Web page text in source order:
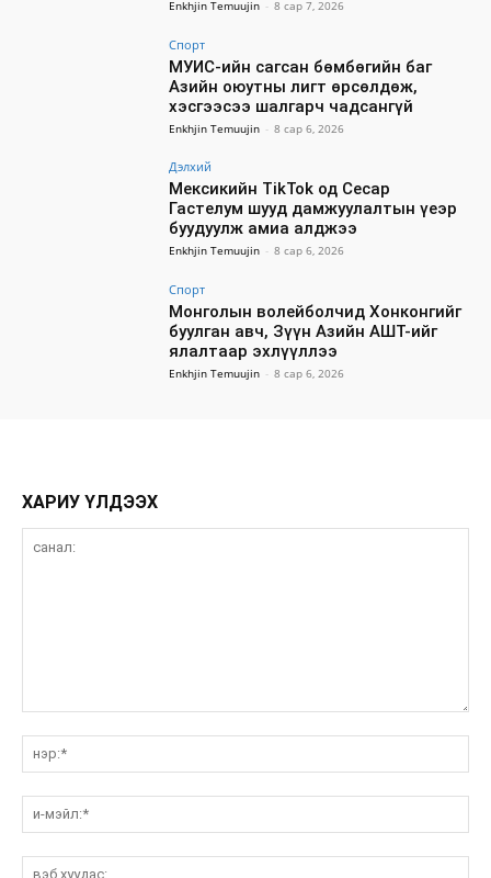
Enkhjin Temuujin - 8 сар 7, 2026
Спорт
МУИС-ийн сагсан бөмбөгийн баг
Азийн оюутны лигт өрсөлдөж,
хэсгээсээ шалгарч чадсангүй
Enkhjin Temuujin - 8 сар 6, 2026
Дэлхий
Мексикийн TikTok од Сесар
Гастелум шууд дамжуулалтын үеэр
буудуулж амиа алджээ
Enkhjin Temuujin - 8 сар 6, 2026
Спорт
Монголын волейболчид Хонконгийг
буулган авч, Зүүн Азийн АШТ-ийг
ялалтаар эхлүүллээ
Enkhjin Temuujin - 8 сар 6, 2026
ХАРИУ ҮЛДЭЭХ